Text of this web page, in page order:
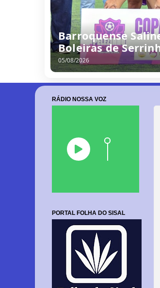
2
0
2
6
RÁDIO NOSSA VOZ
PORTAL FOLHA DO SISAL